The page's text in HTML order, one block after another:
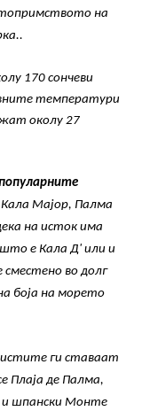
на
170 сончеви
температури
околу 27
Мајор, Палма
на исток има
е Кала Д' или и
сместено во долг
боја на морето
ги ставаат
Плаја де Палма,
и шпански Монте